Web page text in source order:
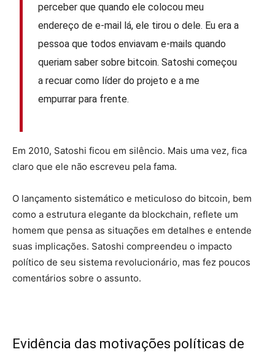
perceber que quando ele colocou meu
endereço de e-mail lá, ele tirou o dele. Eu era a
pessoa que todos enviavam e-mails quando
queriam saber sobre bitcoin. Satoshi começou
a recuar como líder do projeto e a me
empurrar para frente.
Em 2010, Satoshi ficou em silêncio. Mais uma vez, fica
claro que ele não escreveu pela fama.
O lançamento sistemático e meticuloso do bitcoin, bem
como a estrutura elegante da blockchain, reflete um
homem que pensa as situações em detalhes e entende
suas implicações. Satoshi compreendeu o impacto
político de seu sistema revolucionário, mas fez poucos
comentários sobre o assunto.
Evidência das motivações políticas de